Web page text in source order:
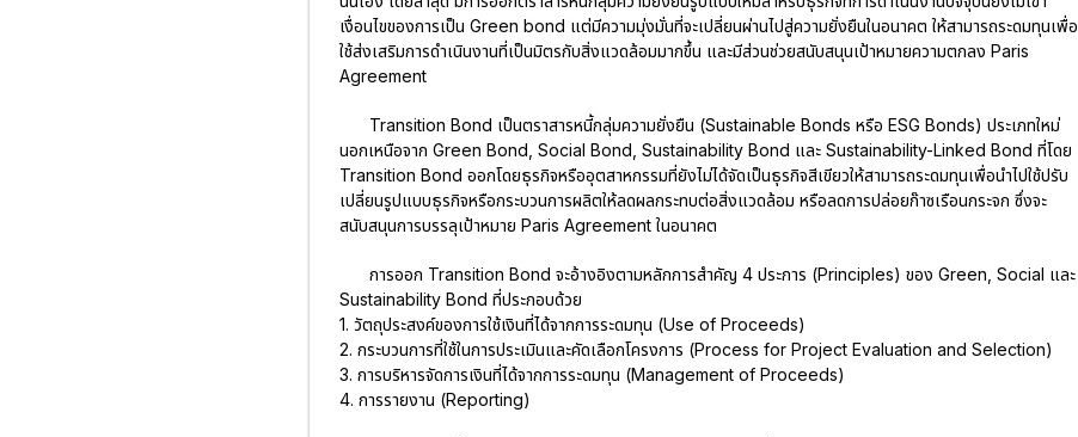
เงื่อนไขของการเป็น Green bond แต่มีความมุ่งมั่นที่จะเปลี่ยนผ่านไปสู่ความยั่งยืนในอนาคต ให้สามารถระดมทุนเพื่อ
ใช้ส่งเสริมการดำเนินงานที่เป็นมิตรกับสิ่งแวดล้อมมากขึ้น และมีส่วนช่วยสนับสนุนเป้าหมายความตกลง Paris
Agreement
Transition Bond เป็นตราสารหนี้กลุ่มความยั่งยืน (Sustainable Bonds หรือ ESG Bonds) ประเภทใหม่
นอกเหนือจาก Green Bond, Social Bond, Sustainability Bond และ Sustainability-Linked Bond ที่โดย
Transition Bond ออกโดยธุรกิจหรืออุตสาหกรรมที่ยังไม่ได้จัดเป็นธุรกิจสีเขียวให้สามารถระดมทุนเพื่อนำไปใช้ปรับ
เปลี่ยนรูปแบบธุรกิจหรือกระบวนการผลิตให้ลดผลกระทบต่อสิ่งแวดล้อม หรือลดการปล่อยก๊าซเรือนกระจก ซึ่งจะ
สนับสนุนการบรรลุเป้าหมาย Paris Agreement ในอนาคต
การออก Transition Bond จะอ้างอิงตามหลักการสำคัญ 4 ประการ (Principles) ของ Green, Social และ
Sustainability Bond ที่ประกอบด้วย
1. วัตถุประสงค์ของการใช้เงินที่ได้จากการระดมทุน (Use of Proceeds)
2. กระบวนการที่ใช้ในการประเมินและคัดเลือกโครงการ (Process for Project Evaluation and Selection)
3. การบริหารจัดการเงินที่ได้จากการระดมทุน (Management of Proceeds)
4. การรายงาน (Reporting)